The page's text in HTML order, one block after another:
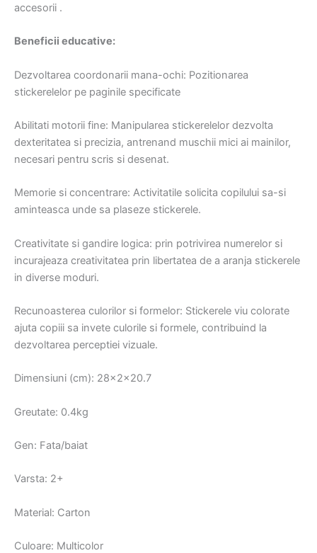
accesorii .
Beneficii educative:
Dezvoltarea coordonarii mana-ochi: Pozitionarea
stickerelelor pe paginile specificate
Abilitati motorii fine: Manipularea stickerelelor dezvolta
dexteritatea si precizia, antrenand muschii mici ai mainilor,
necesari pentru scris si desenat.
Memorie si concentrare: Activitatile solicita copilului sa-si
aminteasca unde sa plaseze stickerele.
Creativitate si gandire logica: prin potrivirea numerelor si
incurajeaza creativitatea prin libertatea de a aranja stickerele
in diverse moduri.
Recunoasterea culorilor si formelor: Stickerele viu colorate
ajuta copiii sa invete culorile si formele, contribuind la
dezvoltarea perceptiei vizuale.
Dimensiuni (cm): 28x2x20.7
Greutate: 0.4kg
Gen: Fata/baiat
Varsta: 2+
Material: Carton
Culoare: Multicolor